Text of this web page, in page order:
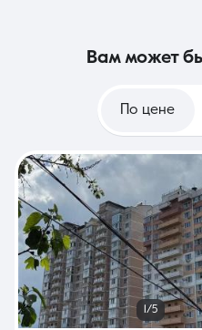
вам может
По цене
1/5